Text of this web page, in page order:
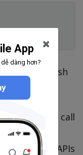
được push
push vào call
và lập tức
này WebAPIs
App
dàng hơn?